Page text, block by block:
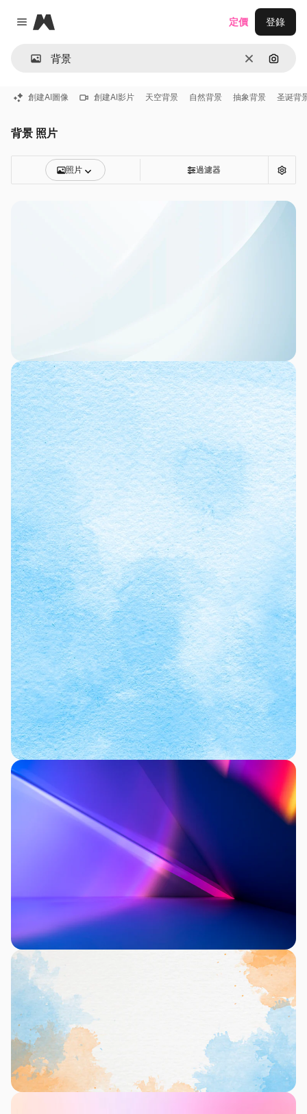
Close menu
Magnific
清除 通過圖
定價 登錄
創建AI圖像 創建AI影片 天空背景 自然背景 抽象背景 圣诞背
背景 照片
照片 過濾器